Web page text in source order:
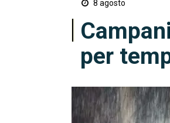
8 agosto
per